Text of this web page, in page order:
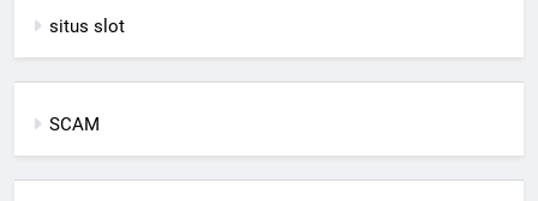
situs slot
SCAM